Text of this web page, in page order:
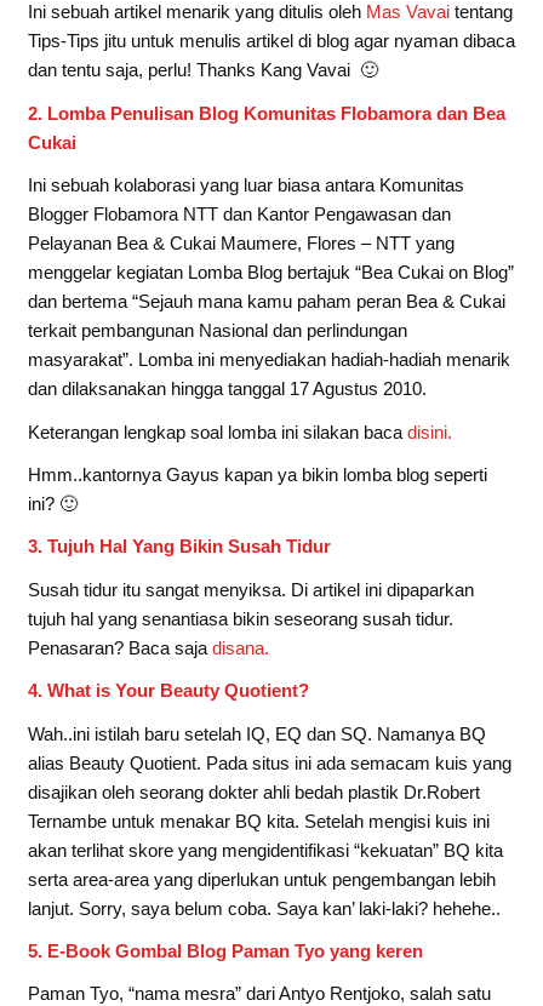
Ini sebuah artikel menarik yang ditulis oleh Mas Vavai tentang
Tips-Tips jitu untuk menulis artikel di blog agar nyaman dibaca
dan tentu saja, perlu! Thanks Kang Vavai 🙂
2. Lomba Penulisan Blog Komunitas Flobamora dan Bea
Cukai
Ini sebuah kolaborasi yang luar biasa antara Komunitas
Blogger Flobamora NTT dan Kantor Pengawasan dan
Pelayanan Bea & Cukai Maumere, Flores – NTT yang
menggelar kegiatan Lomba Blog bertajuk “Bea Cukai on Blog”
dan bertema “Sejauh mana kamu paham peran Bea & Cukai
terkait pembangunan Nasional dan perlindungan
masyarakat”. Lomba ini menyediakan hadiah-hadiah menarik
dan dilaksanakan hingga tanggal 17 Agustus 2010.
Keterangan lengkap soal lomba ini silakan bacadisini.
Hmm..kantornya Gayus kapan ya bikin lomba blog seperti
ini? 🙂
3. Tujuh Hal Yang Bikin Susah Tidur
Susah tidur itu sangat menyiksa. Di artikel ini dipaparkan
tujuh hal yang senantiasa bikin seseorang susah tidur.
Penasaran? Baca saja disana.
4. What is Your Beauty Quotient?
Wah..ini istilah baru setelah IQ, EQ dan SQ. Namanya BQ
alias Beauty Quotient. Pada situs ini ada semacam kuis yang
disajikan oleh seorang dokter ahli bedah plastik Dr.Robert
Ternambe untuk menakar BQ kita. Setelah mengisi kuis ini
akan terlihat skore yang mengidentifikasi “kekuatan” BQ kita
serta area-area yang diperlukan untuk pengembangan lebih
lanjut. Sorry, saya belum coba. Saya kan’ laki-laki? hehehe..
5. E-Book Gombal Blog Paman Tyo yang keren
Paman Tyo, “nama mesra” dari Antyo Rentjoko, salah satu